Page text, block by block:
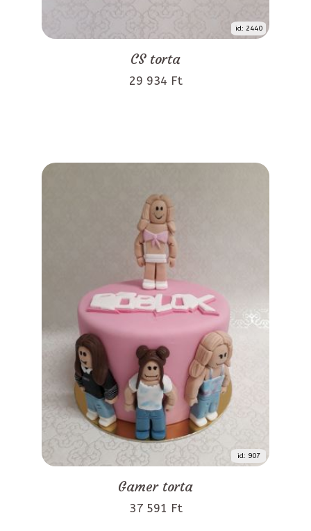
id: 2440
CS torta
29 934 Ft
id: 907
Gamer torta
37 591 Ft